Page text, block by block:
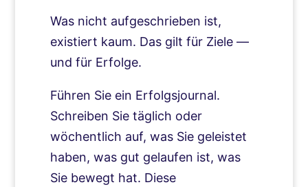
Was nicht aufgeschrieben ist,
existiert kaum. Das gilt für Ziele —
und für Erfolge.
Führen Sie ein Erfolgsjournal.
Schreiben Sie täglich oder
wöchentlich auf, was Sie geleistet
haben, was gut gelaufen ist, was
Sie bewegt hat. Diese